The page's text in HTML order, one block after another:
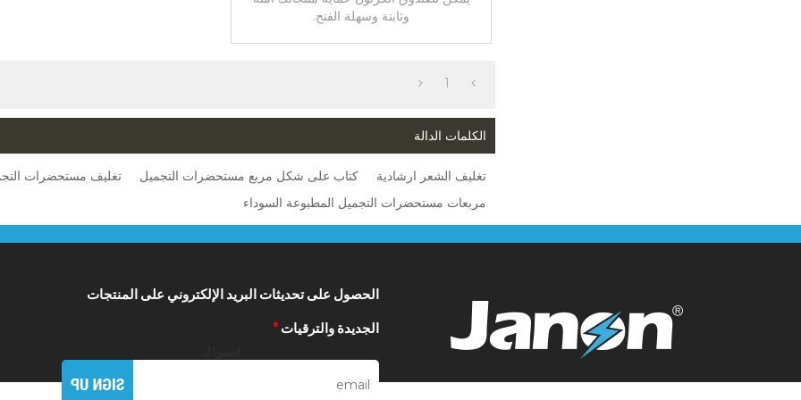
وثابتة وسهلة الفتح.
1
الكلمات الدالة
تغليف الشعر ارشادية كتاب على شكل مربع مستحضرات التجميل
تغليف مستحضرات
مربعات مستحضرات التجميل المطبوعة السوداء
الحصول على تحديثات البريد الإلكتروني على المنتجات
الجديدة والترقيات*